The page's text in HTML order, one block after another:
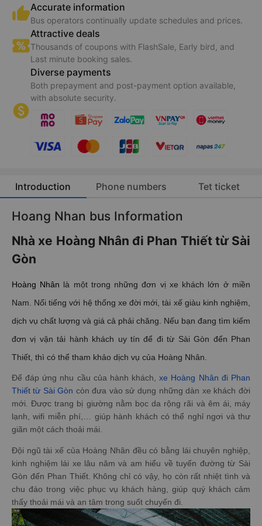
Accurate information
Bus operators continually update schedules and prices.
Attractive deals
Thousands of coupons with FlashSale, Early bird, and
Last minute booking sales.
Diverse payments
Both prepayment and post-payment option available,
with absolute security.
Introduction Phone numbers Tet ticket
Hoang Nhan bus Information
Nhà xe Hoàng Nhân đi Phan Thiết từ Sài
Gòn
Hoàng Nhân là một trong những đơn vị xe khách lớn ở miền
Nam. Nổi tiếng với hệ thống xe đời mới, tài xế giàu kinh nghiệm,
dịch vụ chất lượng và giá cả phải chăng. Nếu bạn đang tìm kiếm
đơn vị vận tải hành khách uy tín để đi từ Sài Gòn đến Phan
Thiết, thì có thể tham khảo dịch vụ của Hoàng Nhân.
Để đáp ứng nhu cầu của hành khách, xe Hoàng Nhân đi Phan
Thiết từ Sài Gòn còn đưa vào sử dụng những dàn xe khách đời
mới. Được trang bị giường nằm bọc da rộng rãi và êm ái, máy
lạnh, wifi miễn phí,… giúp hành khách có thể nghỉ ngơi và thư
giãn một cách thoải mái.
Đội ngũ tài xế của Hoàng Nhân đều có bằng lái chuyên nghiệp,
kinh nghiệm lái xe lâu năm và am hiểu về tuyến đường từ Sài
Gòn đến Phan Thiết. Không chỉ có vậy, họ còn rất nhiệt tình và
chu đáo trong việc phục vụ khách hàng, giúp quý khách cảm
thấy thoải mái và an tâm trong suốt chuyến đi.